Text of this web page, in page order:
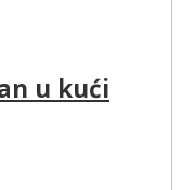
u kući